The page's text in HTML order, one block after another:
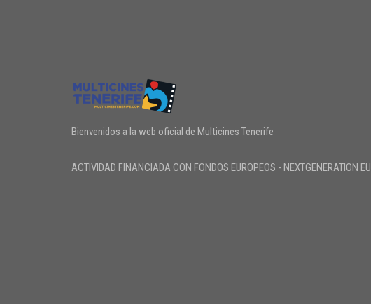
Bienvenidos a la web oficial de Multicines Tenerife
ACTIVIDAD FINANCIADA CON FONDOS EUROPEOS - NEXTGENERATION EU